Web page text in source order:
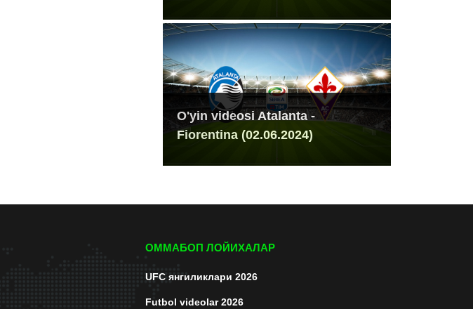
O'yin videosi Atalanta -
Fiorentina (02.06.2024)
ОММАБОП ЛОЙИХАЛАР
UFC янгиликлари 2026
Futbol videolar 2026